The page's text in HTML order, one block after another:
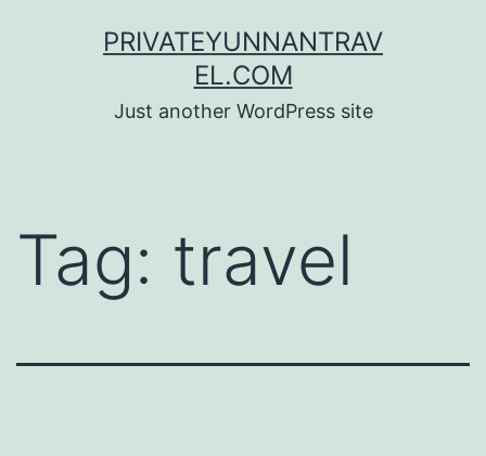
PRIVATEYUNNANTRAV
EL.COM
Just another WordPress site
Tag: travel